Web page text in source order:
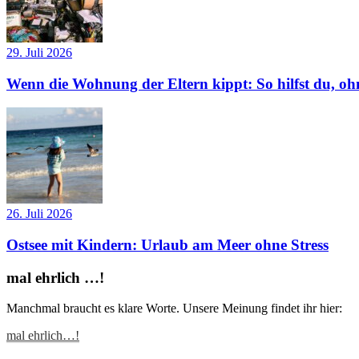
29. Juli 2026
Wenn die Wohnung der Eltern kippt: So hilfst du,
26. Juli 2026
Ostsee mit Kindern: Urlaub am Meer ohne Stress
mal ehrlich …!
Manchmal braucht es klare Worte. Unsere Meinung findet ihr hier:
mal ehrlich…!